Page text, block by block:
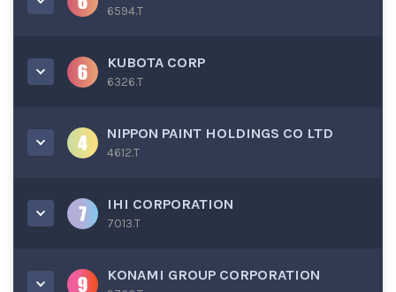
6594.T
KUBOTA CORP
6326.T
NIPPON PAINT HOLDINGS CO LTD
4612.T
IHI CORPORATION
7013.T
KONAMI GROUP CORPORATION